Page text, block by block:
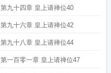
第九十四章 皇上请禅位40
第九十六章 皇上请禅位42
第九十八章 皇上请禅位44
第一百零一章 皇上请禅位47